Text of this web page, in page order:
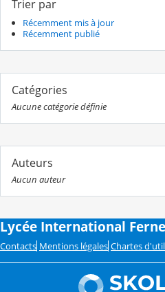
Trier par
Récemment mis à jour
Récemment publié
Catégories
Aucune catégorie définie
Auteurs
Aucun auteur
Lycée International
Contacts Mentions légales Chartes